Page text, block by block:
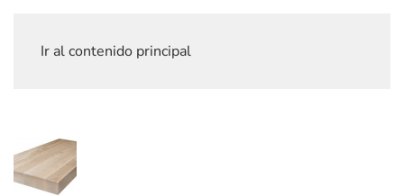
Ir al contenido principal